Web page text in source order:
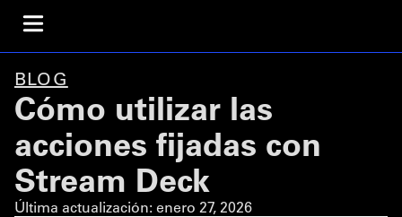
BLOG
Cómo utilizar las
acciones fijadas con
Stream Deck
Última actualización:enero 27, 2026